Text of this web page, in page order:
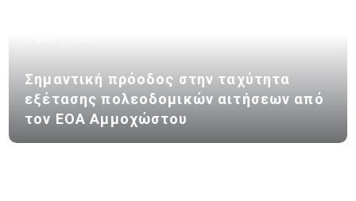
Σημαντική πρόοδος στην ταχύτητα
εξέτασης πολεοδομικών αιτήσεων από
τον ΕΟΑ Αμμοχώστου